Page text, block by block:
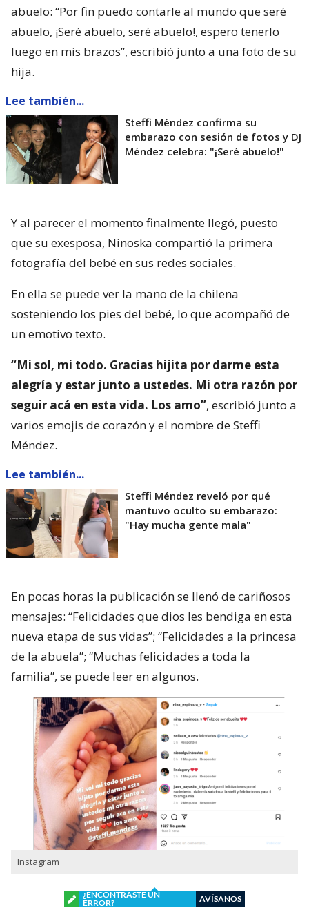
abuelo: “Por fin puedo contarle al mundo que seré
abuelo, ¡Seré abuelo, seré abuelo!, espero tenerlo
luego en mis brazos”, escribió junto a una foto de su
hija.
Lee también...
Steffi Méndez confirma su
embarazo con sesión de fotos y DJ
Méndez celebra: "¡Seré abuelo!"
Y al parecer el momento finalmente llegó, puesto
que su exesposa, Ninoska compartió la primera
fotografía del bebé en sus redes sociales.
En ella se puede ver la mano de la chilena
sosteniendo los pies del bebé, lo que acompañó de
un emotivo texto.
“Mi sol, mi todo. Gracias hijita por darme esta
alegría y estar junto a ustedes. Mi otra razón por
seguir acá en esta vida. Los amo”, escribió junto a
varios emojis de corazón y el nombre de Steffi
Méndez.
Lee también...
Steffi Méndez reveló por qué
mantuvo oculto su embarazo:
"Hay mucha gente mala"
En pocas horas la publicación se llenó de cariñosos
mensajes: “Felicidades que dios les bendiga en esta
nueva etapa de sus vidas”; “Felicidades a la princesa
de la abuela”; “Muchas felicidades a toda la
familia”, se puede leer en algunos.
Instagram
¿ENCONTRASTE UN
ERROR?
AVÍSANOS